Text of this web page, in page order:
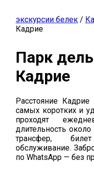
экскурсии белек /
Кадрие
Парк
Кадрие
Расстояние
самых коротких и
проходят
длительность
трансфер,
обслуживание.
по WhatsApp — без